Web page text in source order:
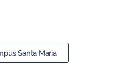
Santa Maria